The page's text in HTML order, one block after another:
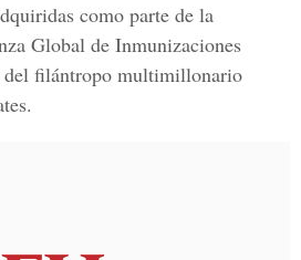
como parte de la
Global de Inmunizaciones
filántropo multimillonario